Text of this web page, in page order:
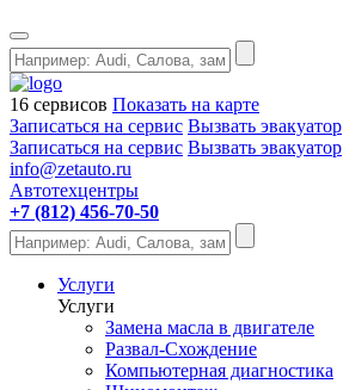
16 сервисов Показать на карте
Записаться на сервис Вызвать эвакуатор
Записаться на сервис Вызвать эвакуатор
info@zetauto.ru
Автотехцентры
+7 (812) 456-70-50
Услуги
Услуги
Замена масла в двигателе
Развал-Схождение
Компьютерная диагностика